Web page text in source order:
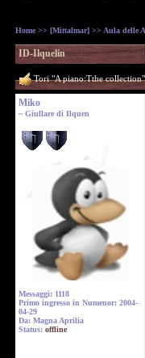
Home >> [Mittalmar] >> Aula delle
ID-Ilquelin
Tori "A piano:Tthe
Miko
~ Giullare di Ilquen
Messaggi: 1118
Primo ingresso in Numenor: 2004-
04-29
Da: Magna Aprilia
Status: offline